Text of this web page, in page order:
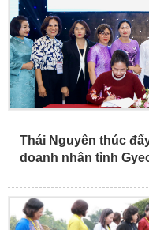
Thái Nguyên thúc
doanh nhân tỉnh